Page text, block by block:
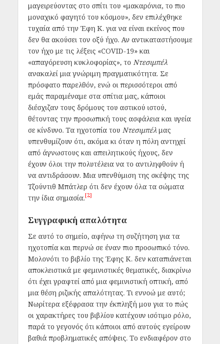
μαγειρεύοντας στο σπίτι του «μακαρόνια, το πιο
μοναχικό φαγητό του κόσμου», δεν επιλέχθηκε
τυχαία από την Έφη Κ. για να είναι εκείνος που
δεν θα ακούσει τον οξύ ήχο. Αν αντικαταστήσουμε
τον ήχο με τις λέξεις «COVID-19» και
«απαγόρευση κυκλοφορίας», το Ντεσιμπέλ
ανακαλεί μια γνώριμη πραγματικότητα. Σε
πρόσφατο παρελθόν, ενώ οι περισσότεροι από
εμάς παραμέναμε στα σπίτια μας, κάποιοι
διέσχιζαν τους δρόμους του αστικού ιστού,
θέτοντας την προσωπική τους ασφάλεια και υγεία
σε κίνδυνο. Τα ηχοτοπία του Ντεσιμπέλ μας
υπενθυμίζουν ότι, ακόμα κι όταν η πόλη αντηχεί
από άγνωστους και απειλητικούς ήχους, δεν
έχουν όλοι την πολυτέλεια να το αντιληφθούν ή
να αντιδράσουν. Μια υπενθύμιση της σκέψης της
Τζούντιθ Μπάτλερ ότι δεν έχουν όλα τα σώματα
την ίδια σημασία.[2]
Συγγραφική απαλότητα
Σε αυτό το σημείο, αφήνω τη συζήτηση για τα
ηχοτοπία και περνώ σε έναν πιο προσωπικό τόνο.
Μολονότι το βιβλίο της Έφης Κ. δεν καταπιάνεται
αποκλειστικά με φεμινιστικές θεματικές, διακρίνω
ότι έχει γραφτεί από μια φεμινιστική οπτική, από
μια θέση ριζικής απαλότητας. Τι εννοώ με αυτό;
Νωρίτερα εξέφρασα την έκπληξή μου για το πώς
οι χαρακτήρες του βιβλίου κατέχουν ισότιμο ρόλο,
παρά το γεγονός ότι κάποιοι από αυτούς εγείρουν
βαθιά προβληματικές απόψεις. Το ενδιαφέρον στο